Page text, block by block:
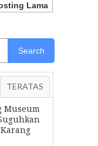
Lama
Search
TERATAS
Museum